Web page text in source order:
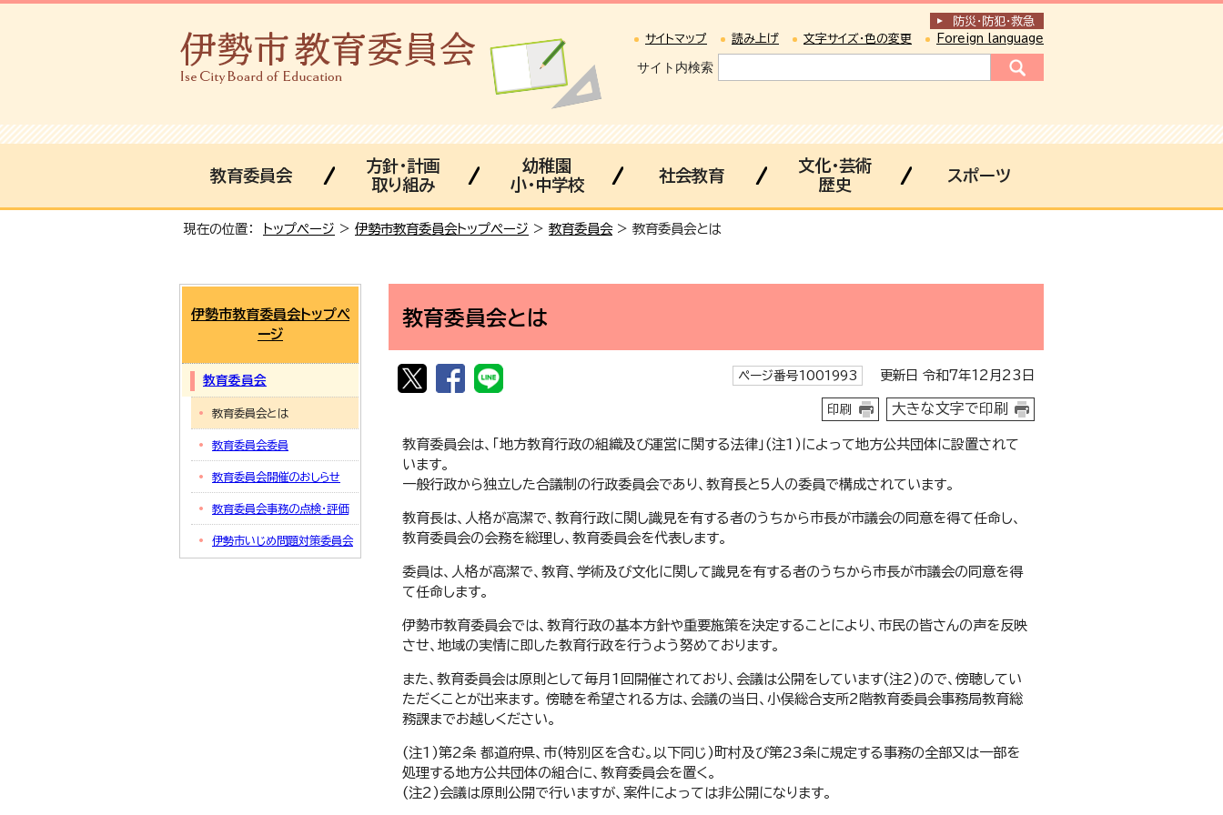
防災・防犯・救急
サイトマップ
読み上げ 文字サイズ・色の変更 Foreign language
サイト内検索
教育委員会
方針・計画
取り組み
幼稚園
小・中学校
社会教育
文化・芸術
歴史
スポーツ
現在の位置： トップページ > 伊勢市教育委員会トップページ > 教育委員会> 教育委員会とは
教育委員会とは
ページ番号1001993 更新日 令和7年12月23日
印刷 大きな文字で印刷
教育委員会は、「地方教育行政の組織及び運営に関する法律」(注1)によって地方公共団体に設置されて
います。
一般行政から独立した合議制の行政委員会であり、教育長と5人の委員で構成されています。
教育長は、人格が高潔で、教育行政に関し識見を有する者のうちから市長が市議会の同意を得て任命し、
教育委員会の会務を総理し、教育委員会を代表します。
委員は、人格が高潔で、教育、学術及び文化に関して識見を有する者のうちから市長が市議会の同意を得
て任命します。
伊勢市教育委員会では、教育行政の基本方針や重要施策を決定することにより、市民の皆さんの声を反映
させ、地域の実情に即した教育行政を行うよう努めております。
また、教育委員会は原則として毎月1回開催されており、会議は公開をしています(注2)ので、傍聴してい
ただくことが出来ます。 傍聴を希望される方は、会議の当日、小俣総合支所2階教育委員会事務局教育総
務課までお越しください。
(注1)第2条 都道府県、市(特別区を含む。以下同じ)町村及び第23条に規定する事務の全部又は一部を
処理する地方公共団体の組合に、教育委員会を置く。
(注2)会議は原則公開で行いますが、案件によっては非公開になります。
伊勢市教育委員会トップペ
ージ
教育委員会
教育委員会とは
教育委員会委員
教育委員会開催のおしらせ
教育委員会事務の点検・評価
伊勢市いじめ問題対策委員会